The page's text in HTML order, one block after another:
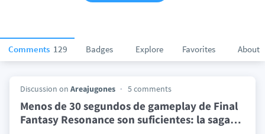
Comments 129 Badges Explore Favorites About
Discussion on Areajugones 5 comments
Menos de 30 segundos de gameplay de Final
Fantasy Resonance son suficientes: la saga…